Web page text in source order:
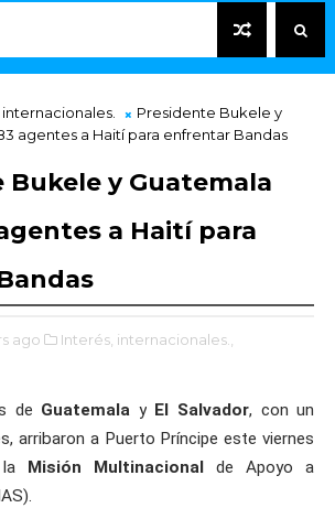
internacionales.
Presidente Bukele y
agentes a Haití para enfrentar Bandas
Bukele y Guatemala
a Haití para
ago Interés, internacionales.,
de Guatemala y El Salvador, con un
arribaron a Puerto Príncipe este viernes
Misión Multinacional
de Apoyo a